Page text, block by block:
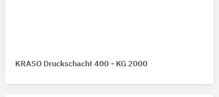
KRASO Druckschacht 400 - KG 2000